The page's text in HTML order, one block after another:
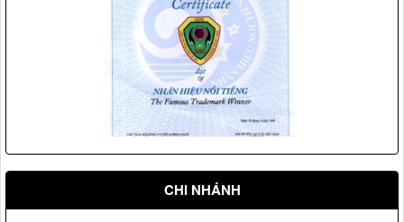
Vệ sỹ Võ đường Ngọc Hòa bảo vệ Đ/c Nguyễn Minh
Triết(2007)
Nhãn hiệu Nổi tiếng Quốc gia
CHI NHÁNH